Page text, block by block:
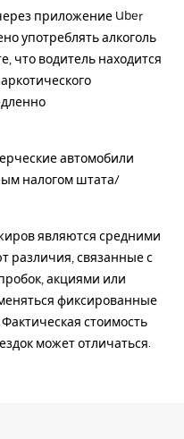
приложение Uber
употреблять алкоголь
что водитель находится
автомобили
налогом штата/
являются средними
различия, связанные с
акциями или
фиксированные
стоимость
может отличаться.